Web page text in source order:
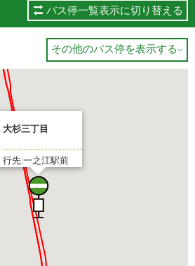
バス停一覧表示に切り替える
その他のバス停を表示する 
大杉三丁目
行先:一之江駅前